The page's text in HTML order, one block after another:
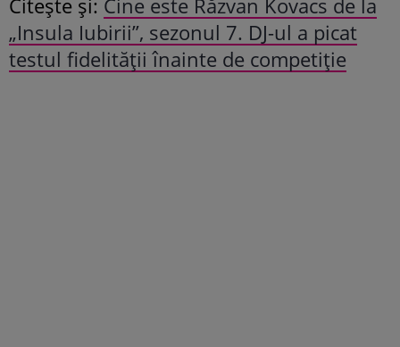
„Insula Iubirii”, sezonul 7. DJ-ul a picat
testul fidelității înainte de competiție